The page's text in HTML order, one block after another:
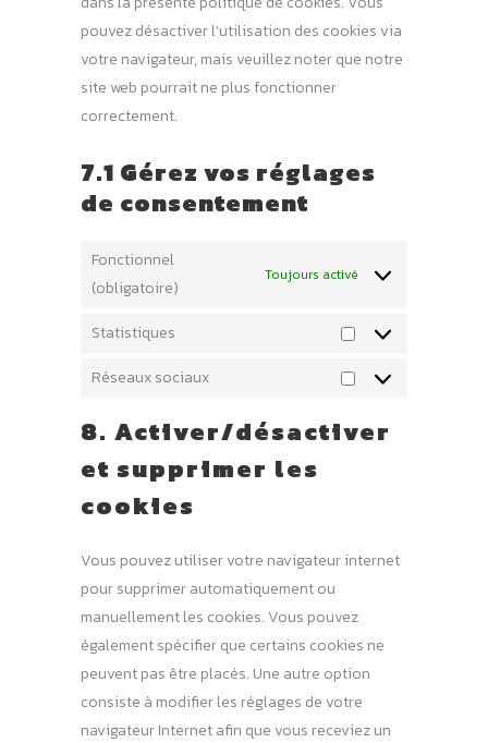
pouvez désactiver l’utilisation des cookies via
votre navigateur, mais veuillez noter que notre
site web pourrait ne plus fonctionner
correctement.
7.1 Gérez vos réglages
de consentement
Fonctionnel
(obligatoire)
Toujours activé
Statistiques
Statistiques
Réseaux sociaux
Réseaux
8. Activer/désactiver
et supprimer les
cookies
Vous pouvez utiliser votre navigateur internet
pour supprimer automatiquement ou
manuellement les cookies. Vous pouvez
également spécifier que certains cookies ne
peuvent pas être placés. Une autre option
consiste à modifier les réglages de votre
navigateur Internet afin que vous receviez un